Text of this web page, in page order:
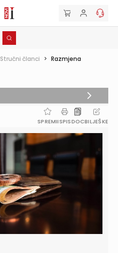
Stručni članci > Razmjena
SPREMIISPISDOCBILJEŠKE